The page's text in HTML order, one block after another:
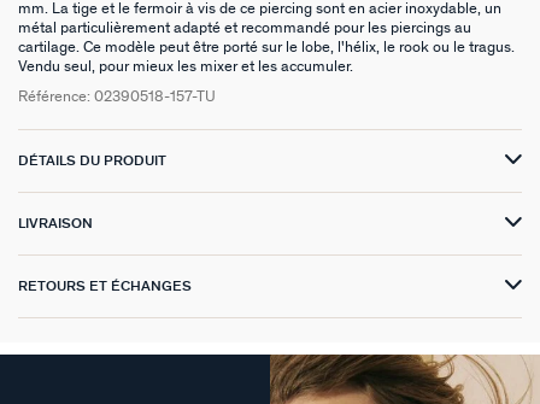
SAINT HONORÉ
PALAIS ROYAL
GÉNÉRATION AGATHA
mm. La tige et le fermoir à vis de ce piercing sont en acier inoxydable, un
métal particulièrement adapté et recommandé pour les piercings au
cartilage. Ce modèle peut être porté sur le lobe, l'hélix, le rook ou le tragus.
Vendu seul, pour mieux les mixer et les accumuler.
Référence: 02390518-157-TU
DÉTAILS DU PRODUIT
LIVRAISON
RETOURS ET ÉCHANGES